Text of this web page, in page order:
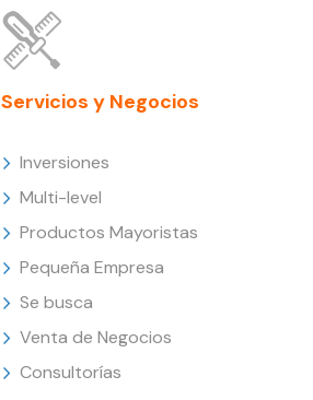
Servicios y Negocios
Inversiones
Multi-level
Productos Mayoristas
Pequeña Empresa
Se busca
Venta de Negocios
Consultorías